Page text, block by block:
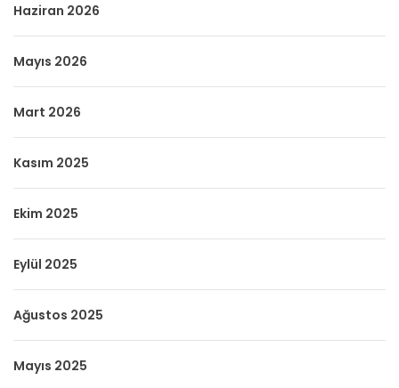
Haziran 2026
Mayıs 2026
Mart 2026
Kasım 2025
Ekim 2025
Eylül 2025
Ağustos 2025
Mayıs 2025